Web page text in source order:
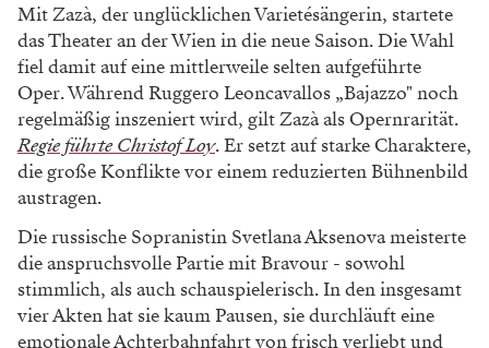
Mit Zazà, der unglücklichen Varietésängerin, startete
das Theater an der Wien in die neue Saison. Die Wahl
fiel damit auf eine mittlerweile selten aufgeführte
Oper. Während Ruggero Leoncavallos „Bajazzo" noch
regelmäßig inszeniert wird, gilt Zazà als Opernrarität.
Regie führte Christof Loy. Er setzt auf starke Charaktere,
die große Konflikte vor einem reduzierten Bühnenbild
austragen.
Die russische Sopranistin Svetlana Aksenova meisterte
die anspruchsvolle Partie mit Bravour - sowohl
stimmlich, als auch schauspielerisch. In den insgesamt
vier Akten hat sie kaum Pausen, sie durchläuft eine
emotionale Achterbahnfahrt von frisch verliebt und